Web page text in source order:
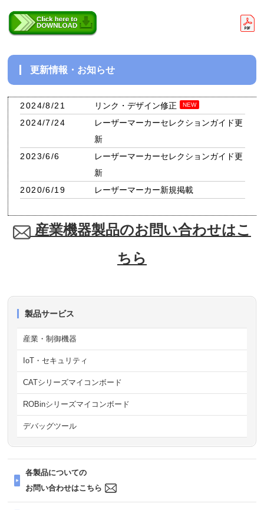
更新情報・お知らせ
2024/8/21 リンク・デザイン修正 NEW
2024/7/24
レーザーマーカーセレクションガイド更
新
2023/6/6
レーザーマーカーセレクションガイド更
新
2020/6/19
レーザーマーカー新規掲載
産業機器製品のお問い合わせはこ
ちら
製品サービス
産業・制御機器
IoT・セキュリティ
CATシリーズマイコンボード
ROBinシリーズマイコンボード
デバッグツール
各製品についての
お問い合わせはこちら